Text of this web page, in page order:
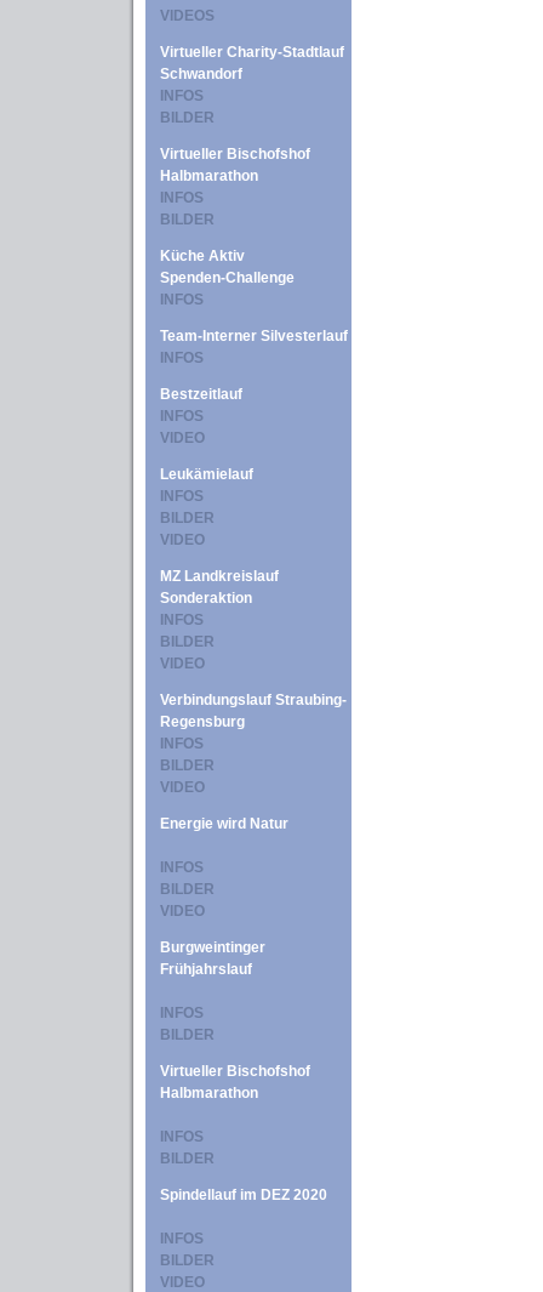
VIDEOS
Virtueller Charity-Stadtlauf
Schwandorf
INFOS
BILDER
Virtueller Bischofshof
Halbmarathon
INFOS
BILDER
Küche Aktiv
Spenden-Challenge
INFOS
Team-Interner Silvesterlauf
INFOS
Bestzeitlauf
INFOS
VIDEO
Leukämielauf
INFOS
BILDER
VIDEO
MZ Landkreislauf
Sonderaktion
INFOS
BILDER
VIDEO
Verbindungslauf Straubing-
Regensburg
INFOS
BILDER
VIDEO
Energie wird Natur
INFOS
BILDER
VIDEO
Burgweintinger
Frühjahrslauf
INFOS
BILDER
Virtueller Bischofshof
Halbmarathon
INFOS
BILDER
Spindellauf im DEZ 2020
INFOS
BILDER
VIDEO